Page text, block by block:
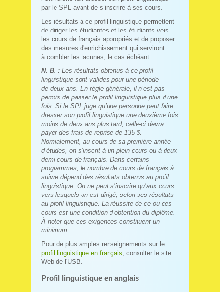
par le SPL avant de s’inscrire à ses cours.
Les résultats à ce profil linguistique permettent
de diriger les étudiantes et les étudiants vers
les cours de français appropriés et de proposer
des mesures d'enrichissement qui serviront
à combler les lacunes, le cas échéant.
N. B. : Les résultats obtenus à ce profil
linguistique sont valides pour une période
de deux ans. En règle générale, il n’est pas
permis de passer le profil linguistique plus d’une
fois. Si le SPL juge qu’une personne peut faire
dresser son profil linguistique une deuxième fois
moins de deux ans plus tard, celle-ci devra
payer des frais de reprise de 135 $.
Normalement, au cours de sa première année
d’études, on s’inscrit à un plein cours ou à deux
demi‑cours de français. Dans certains
programmes, le nombre de cours de français à
suivre dépend des résultats obtenus au profil
linguistique. On ne peut s’inscrire qu’aux cours
vers lesquels on est dirigé, selon ses résultats
au profil linguistique. La réussite de ce ou ces
cours est une condition d’obtention du diplôme.
À noter que ces exigences constituent un
minimum.
Pour de plus amples renseignements sur le
profil linguistique en français , consulter le site
Web de l'USB.
Profil linguistique en anglais